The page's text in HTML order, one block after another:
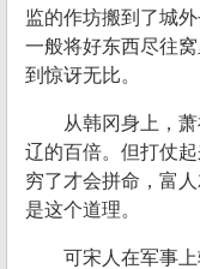
监的作坊搬到了城
一般将好东西尽往
到惊讶无比。
从韩冈身上，
辽的百倍。但打仗
穷了才会拼命，富
是这个道理。
可宋人在军事